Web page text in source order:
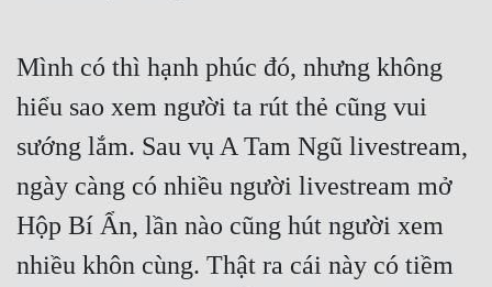
Mình có thì hạnh phúc đó, nhưng không
hiểu sao xem người ta rút thẻ cũng vui
sướng lắm. Sau vụ A Tam Ngũ livestream,
ngày càng có nhiều người livestream mở
Hộp Bí Ẩn, lần nào cũng hút người xem
nhiều khôn cùng. Thật ra cái này có tiềm